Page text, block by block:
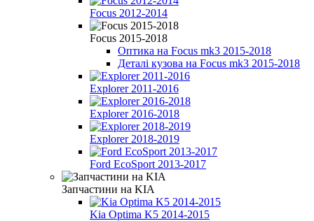
Focus 2012-2014
Focus 2015-2018
Оптика на Focus mk3 2015-2018
Деталі кузова на Focus mk3 2015-2018
Explorer 2011-2016
Explorer 2016-2018
Explorer 2018-2019
Ford EcoSport 2013-2017
Запчастини на KIA
Kia Optima K5 2014-2015